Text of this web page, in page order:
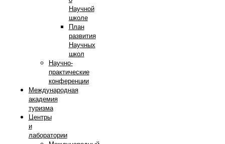
Научной
школе
План
развития
Научных
школ
Научно-
практические
конференции
Международная
академия
туризма
Центры
и
лаборатории